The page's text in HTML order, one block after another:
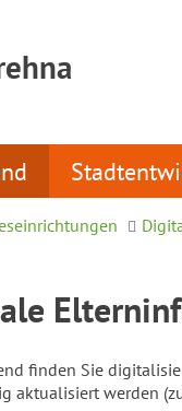
finden Sie
aktualisiert werden